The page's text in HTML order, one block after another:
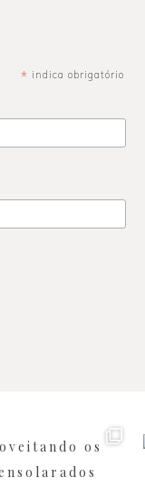
* indica obrigatório